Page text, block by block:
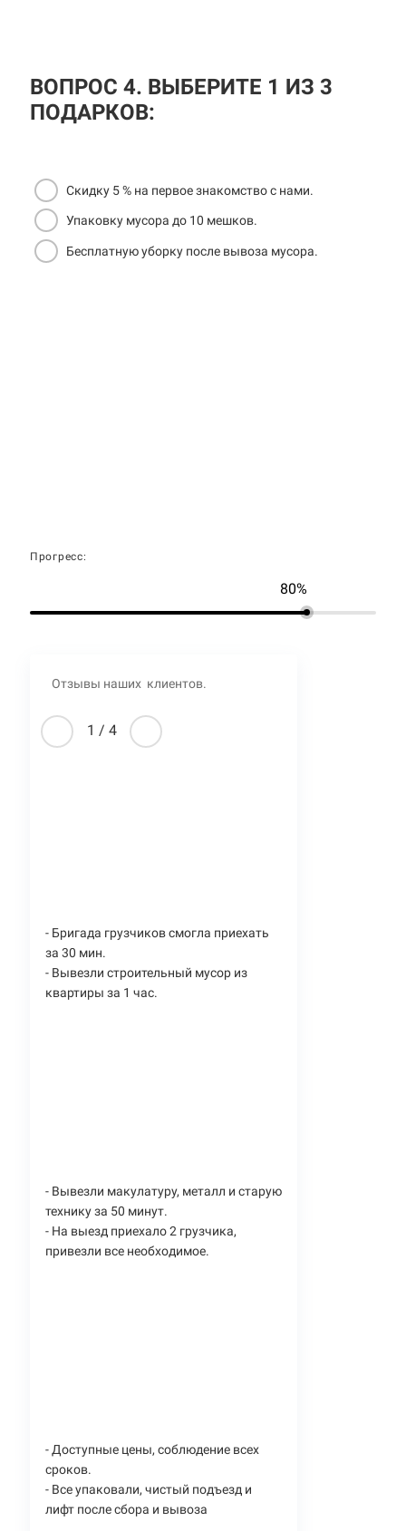
ВОПРОС 4. ВЫБЕРИТЕ 1 ИЗ 3
ПОДАРКОВ:
Скидку 5 % на первое знакомство с нами.
Упаковку мусора до 10 мешков.
Бесплатную уборку после вывоза мусора.
Прогресс:
80%
Отзывы наших клиентов.
1 / 4
- Бригада грузчиков смогла приехать
за 30 мин.
- Вывезли строительный мусор из
квартиры за 1 час.
- Вывезли макулатуру, металл и старую
технику за 50 минут.
- На выезд приехало 2 грузчика,
привезли все необходимое.
- Доступные цены, соблюдение всех
сроков.
- Все упаковали, чистый подъезд и
лифт после сбора и вывоза